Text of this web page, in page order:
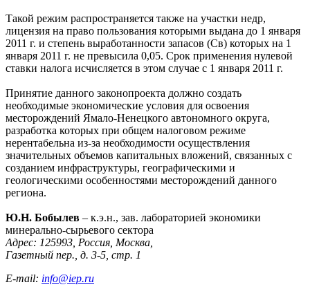
Такой режим распространяется также на участки недр,
лицензия на право пользования которыми выдана до 1 января
2011 г. и степень выработанности запасов (Св) которых на 1
января 2011 г. не превысила 0,05. Срок применения нулевой
ставки налога исчисляется в этом случае с 1 января 2011 г.
Принятие данного законопроекта должно создать
необходимые экономические условия для освоения
месторождений Ямало-Ненецкого автономного округа,
разработка которых при общем налоговом режиме
нерентабельна из-за необходимости осуществления
значительных объемов капитальных вложений, связанных с
созданием инфраструктуры, географическими и
геологическими особенностями месторождений данного
региона.
Ю.Н. Бобылев – к.э.н., зав. лабораторией экономики
минерально-сырьевого сектора
Адрес: 125993, Россия, Москва,
Газетный пер., д. 3-5, стр. 1
E-mail: info@iep.ru